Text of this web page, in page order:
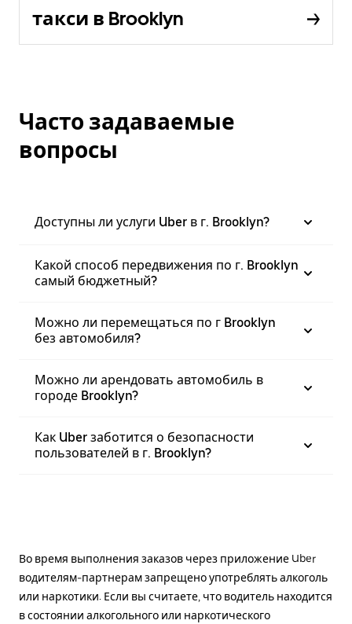
такси в Brooklyn
Часто задаваемые
вопросы
Доступны ли услуги Uber в г. Brooklyn?
Какой способ передвижения по г. Brooklyn
самый бюджетный?
Можно ли перемещаться по г Brooklyn
без автомобиля?
Можно ли арендовать автомобиль в
городе Brooklyn?
Как Uber заботится о безопасности
пользователей в г. Brooklyn?
Во время выполнения заказов через приложение Uber
водителям-партнерам запрещено употреблять алкоголь
или наркотики. Если вы считаете, что водитель находится
в состоянии алкогольного или наркотического